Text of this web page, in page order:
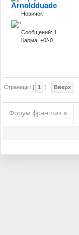
Arnoldduade
Новичок
Сообщений: 1
Карма: +0/-0
Страницы: [ 1 ] Вверх
Форум франшиз »